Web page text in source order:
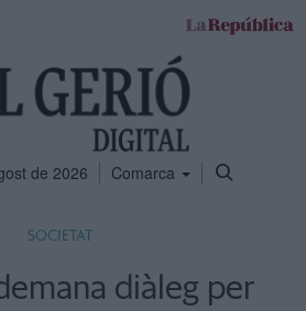
de 2026 Comarca
SOCIETAT
diàleg per